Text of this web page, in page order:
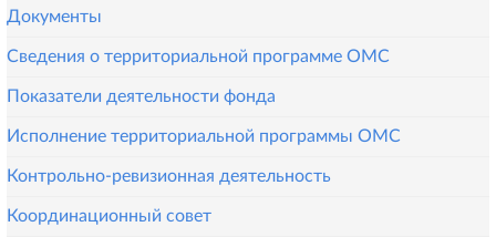
Документы
Сведения о территориальной программе ОМС
Показатели деятельности фонда
Исполнение территориальной программы ОМС
Контрольно-ревизионная деятельность
Координационный совет